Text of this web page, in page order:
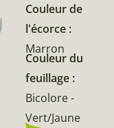
Couleur de
l'écorce :
Marron
Couleur du
feuillage :
Bicolore -
Vert/Jaune